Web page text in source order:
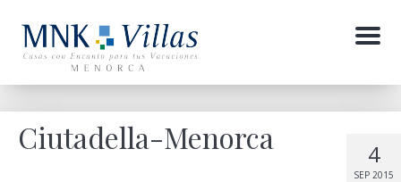
Menu
4
SEP 2015
Ciutadella-Menorca